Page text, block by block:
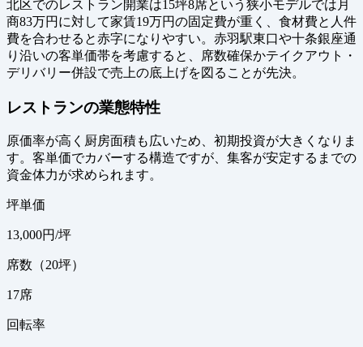
北区でのレストラン開業は15坪8席という狭小モデルでは月
商83万円に対して家賃19万円の固定費が重く、食材費と人件
費を合わせると赤字になりやすい。赤羽駅東口や十条銀座通
り沿いの客単価帯を考慮すると、席数確保かテイクアウト・
デリバリー併設で売上の底上げを図ることが先決。
レストランの業態特性
原価率が高く厨房面積も広いため、初期投資が大きくなりま
す。客単価でカバーする構造ですが、集客が安定するまでの
資金体力が求められます。
坪単価
13,000円/坪
席数（20坪）
17席
回転率